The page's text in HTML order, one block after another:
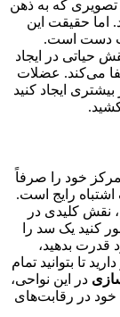
تصویری که به ذهن
اما حقیقت این
دست است.
حیاتی در ایجاد
می‌کند. عضلات
ایجاد کنید
خود را صرفاً
رایج است.
نقش کلیدی در
کنید یک سد را
قدرت بدهید،
تا بتوانید تمام
در این نواحی،
خود در رقابت‌های